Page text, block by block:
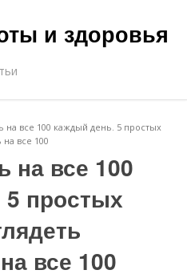
и здоровья
на все 100 каждый день. 5 простых
все 100
на все 100
простых
все 100